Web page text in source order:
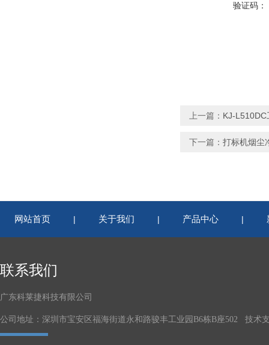
验证码：
上一篇： KJ-
下一篇： 打标机烟尘
网站首页 | 关于我们 | 产品中心 |
联系我们
广东科莱捷科技有限公司
公司地址：深圳市宝安区福海街道永和路骏丰工业园B6栋B座502 技术